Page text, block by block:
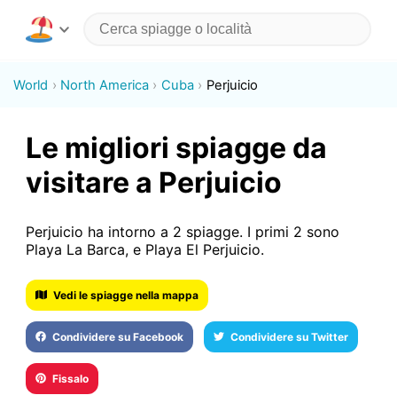
World North America Cuba Perjuicio
Le migliori spiagge da
visitare a Perjuicio
Perjuicio ha intorno a 2 spiagge. I primi 2 sono
Playa La Barca, e Playa El Perjuicio.
Vedi le spiagge nella mappa
Condividere su Facebook Condividere su Twitter
Fissalo